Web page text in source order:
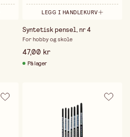
LEGG I HANDLEKURV
Syntetisk pensel, nr 4
For hobby og skole
47,00 kr
På lager